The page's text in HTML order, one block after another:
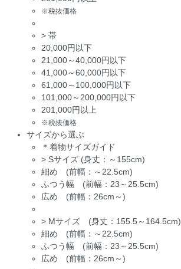
※税抜価格
> 帯
20,000円以下
21,000～40,000円以下
41,000～60,000円以下
61,000～100,000円以下
101,000～200,000円以下
201,000円以上
※税抜価格
サイズから選ぶ
＊着物サイズガイド
> Sサイズ (身丈：～155cm)
細め (前幅：～22.5cm)
ふつう幅 (前幅：23～25.5cm)
広め (前幅：26cm～)
> Mサイズ (身丈：155.5～164.5cm)
細め (前幅：～22.5cm)
ふつう幅 (前幅：23～25.5cm)
広め (前幅：26cm～)